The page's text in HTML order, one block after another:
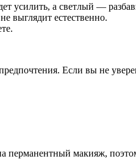
усилить, а светлый —
выглядит естественно.
Если вы не
перманентный макияж,